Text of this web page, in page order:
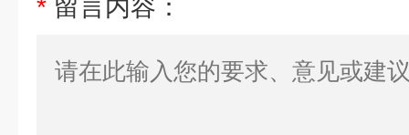
* 留言内容：